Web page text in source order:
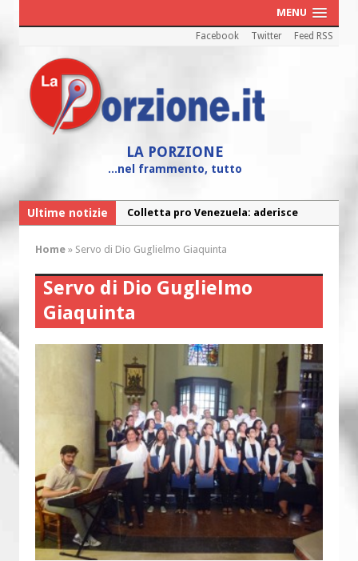
MENU
Facebook Twitter Feed RSS
LA PORZIONE
...nel frammento, tutto
Ultime notizie
Colletta pro Venezuela: aderisce
Fine vita: la Chiesa Cattolica inglese si
mobilita contro il suicidio assistito
Torna la festa della Madonnina a
Montesilvano: “Tanta la devozione”
Torna la festa di Sant’Andrea:
“Chiediamogli di legarci al bene”
“Chiediamo al Signore di capire ciò che
è buono, giusto e santo per la nostra
vita”
Home » Servo di Dio Guglielmo Giaquinta
Servo di Dio Guglielmo
Giaquinta